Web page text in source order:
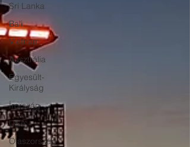
Sri Lanka
Bali
Vietnám
Ausztrália
Egyesült-
Királyság
Írország
USA
Olaszország